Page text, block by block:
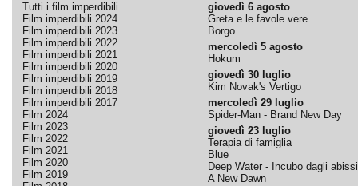
Tutti i film imperdibili
Film imperdibili 2024
Film imperdibili 2023
Film imperdibili 2022
Film imperdibili 2021
Film imperdibili 2020
Film imperdibili 2019
Film imperdibili 2018
Film imperdibili 2017
Film 2024
Film 2023
Film 2022
Film 2021
Film 2020
Film 2019
giovedì 6 agosto
Greta e le favole vere
Borgo
mercoledì 5 agosto
Hokum
giovedì 30 luglio
Kim Novak's Vertigo
mercoledì 29 luglio
Spider-Man - Brand New Day
giovedì 23 luglio
Terapia di famiglia
Blue
Deep Water - Incubo dagli abissi
A New Dawn